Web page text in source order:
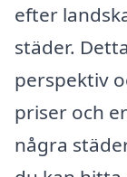
efter
städer.
perspektiv
priser och
några